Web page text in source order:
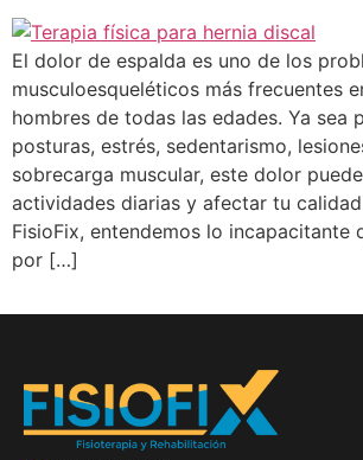
El dolor de espalda es uno de los
musculoesqueléticos más frecuentes
hombres de todas las edades. Ya sea
posturas, estrés, sedentarismo,
sobrecarga muscular, este dolor
actividades diarias y afectar tu
FisioFix, entendemos lo incapacitante
por […]